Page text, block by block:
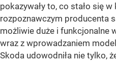
pokazywały to, co stało się
rozpoznawczym producenta
możliwie duże i funkcjonalne
wraz z wprowadzaniem
Skoda udowodniła nie tylko,